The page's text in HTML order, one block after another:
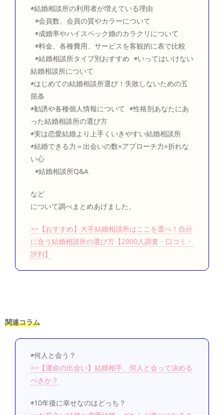
◉結婚相談所の利用者が増えている理由
◉会員数、会員の質やカラーについて
◉成婚率やハイスペック婚のカラクリについて
◉料金、各種費用、サービスを客観的に表で比較
◉結婚相談所タイプ別おすすめ ◉いってはいけない
結婚相談所について
◉はじめての結婚相談所選び！失敗しないための五
箇条
◉勧誘や各種個人情報について ◉性格別あなたにあ
った結婚相談所の選び方
◉実は恋愛結婚より上手くいきやすい結婚相談所
◉結婚できる力＝出会いの数×アプローチ力×折れな
い心
◉結婚相談所Q&A
など
について調べまとめあげました。
>>【おすすめ】大手結婚相談所はここを選べ！自分
に合う結婚相談所の選び方【2000人調査・口コミ・
評判】
関連コラム
◉何人と会う？
>>【運命の出会い】結婚相手、何人と会って決める
べきか？
◉10年後に幸せなのはどっち？